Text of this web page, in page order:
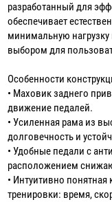
разработанный для
обеспечивает
минимальную нагрузку
выбором для
Особенности
• Маховик заднего
движение педалей.
• Усиленная рама из
долговечность и
• Удобные педали с
расположением
• Интуитивно
тренировки: время,